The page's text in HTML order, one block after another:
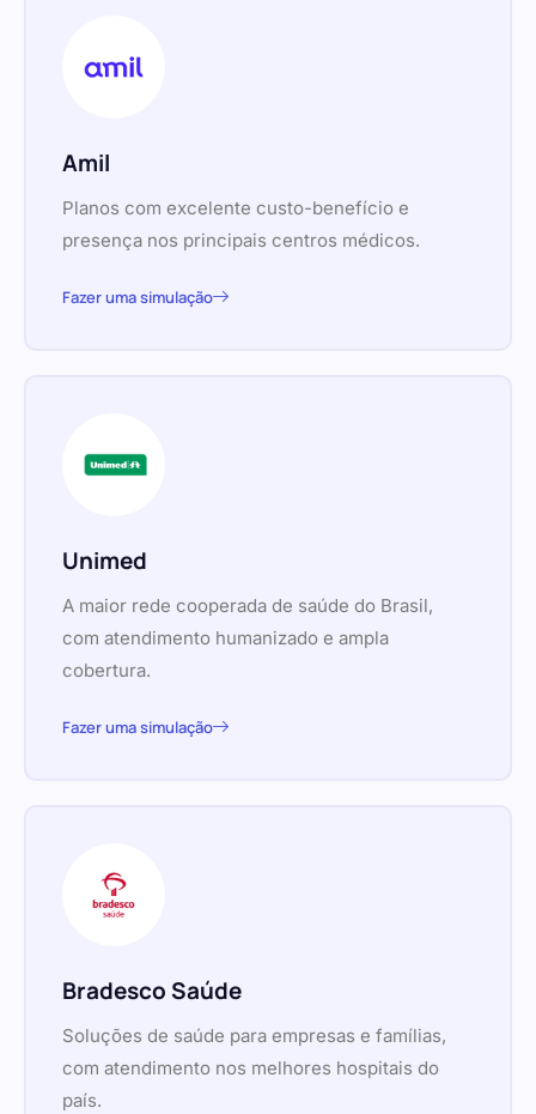
Amil
Planos com excelente custo-benefício e
presença nos principais centros médicos.
Fazer uma simulação
Unimed
A maior rede cooperada de saúde do Brasil,
com atendimento humanizado e ampla
cobertura.
Fazer uma simulação
Bradesco Saúde
Soluções de saúde para empresas e famílias,
com atendimento nos melhores hospitais do
país.